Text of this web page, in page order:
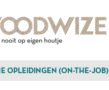
OPLEIDINGEN (ON-THE-JOB)